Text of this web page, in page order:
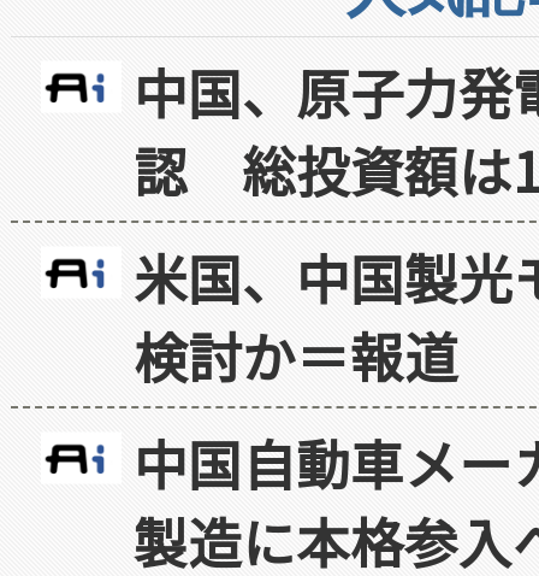
中国、原子力
認 総投資額は
米国、中国製光
検討か＝報道
中国自動車メ
製造に本格参入